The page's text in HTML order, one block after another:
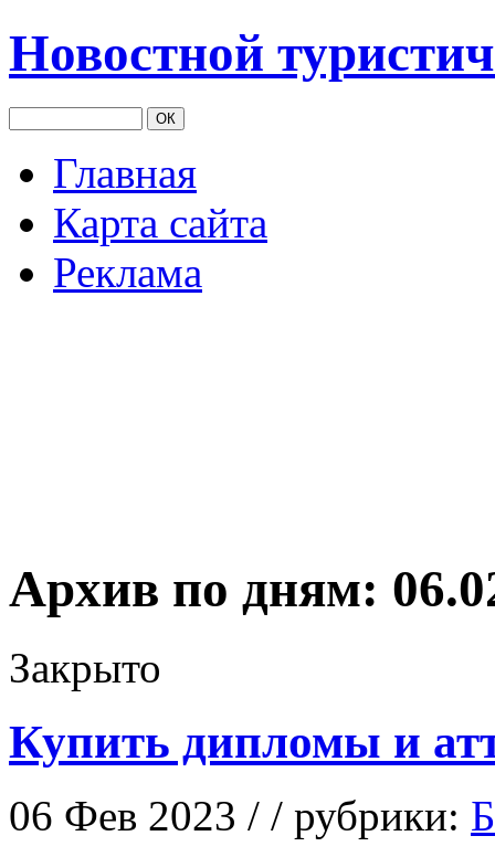
Новостной
Главная
Карта сайта
Реклама
Архив по дням:
Закрыто
Купить дипломы и
06 Фев 2023 / / рубрики: